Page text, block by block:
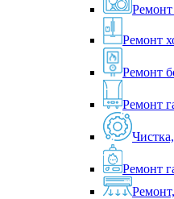
Ремонт
Ремонт
Ремонт
Ремонт